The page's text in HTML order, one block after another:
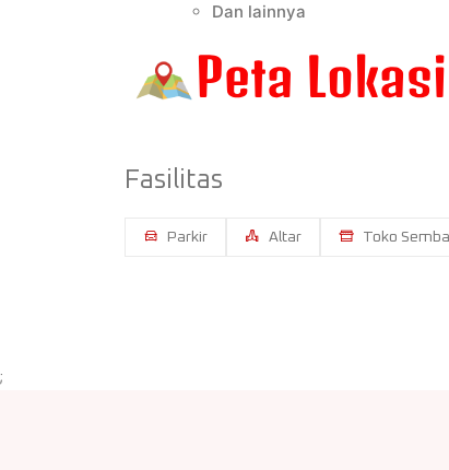
Dan lainnya
Fasilitas
Parkir Altar Toko
;